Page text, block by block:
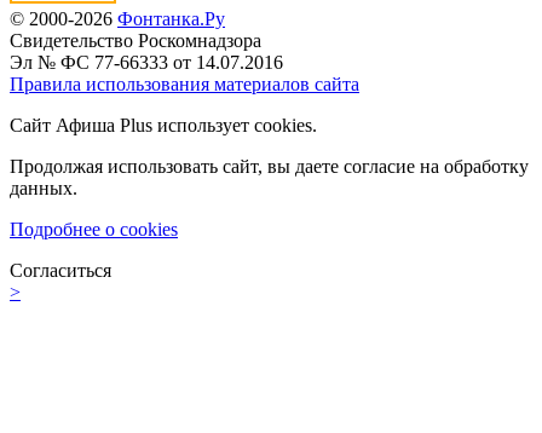
© 2000-2026 Фонтанка.Ру
Свидетельство Роскомнадзора
Эл № ФС 77-66333 от 14.07.2016
Правила использования материалов сайта
Сайт Афиша Plus использует cookies.
Продолжая использовать сайт, вы даете согласие на обработку
данных.
Подробнее о cookies
Согласиться
>